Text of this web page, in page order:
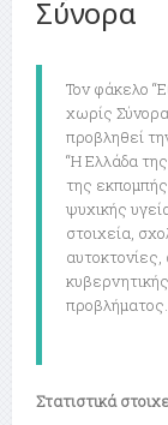
Σύνορα
Τον φάκελο
χωρίς
προβληθεί
“Η Ελλάδα
της εκπομπής
ψυχικής
στοιχεία,
προβλήματος.
Στατιστικά